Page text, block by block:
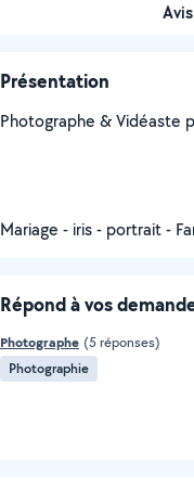
Présentation
Photographe & Vidéaste
Mariage - iris - portrait -
Répond à vos
Photographe (5 réponses)
Photographie